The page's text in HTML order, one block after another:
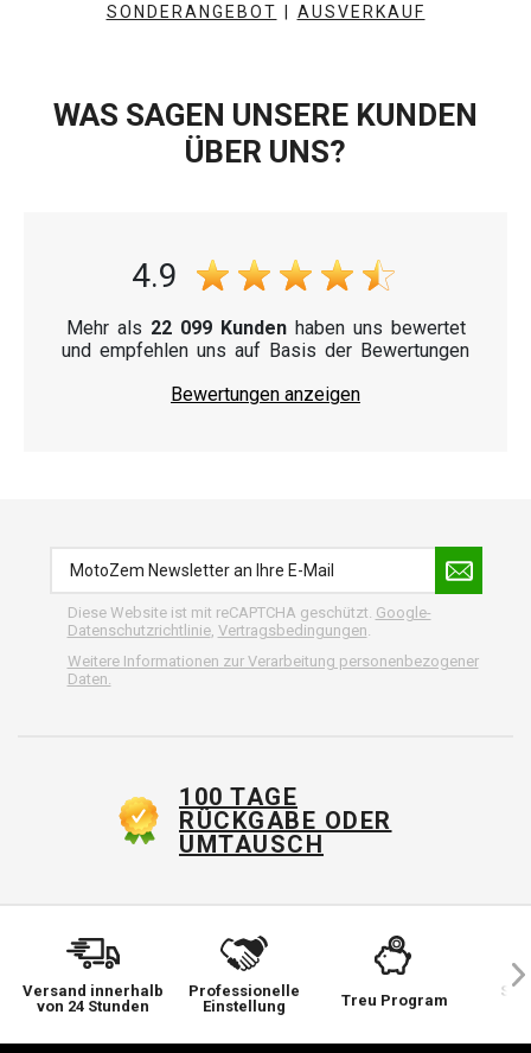
SONDERANGEBOT AUSVERKAUF
WAS SAGEN UNSERE KUNDEN
ÜBER UNS?
4.9
Mehr als 22 099 Kundenhaben uns bewertet
und empfehlen uns auf Basis der Bewertungen
Bewertungen anzeigen
Diese Website ist mit reCAPTCHA geschützt. Google-
Datenschutzrichtlinie, Vertragsbedingungen
Weitere Informationen zur Verarbeitung personenbezogener
Daten.
100 TAGE
RÜCKGABE ODER
UMTAUSCH
Versand innerhalb
von 24 Stunden
Professionelle
Einstellung
Treu Program
Sie